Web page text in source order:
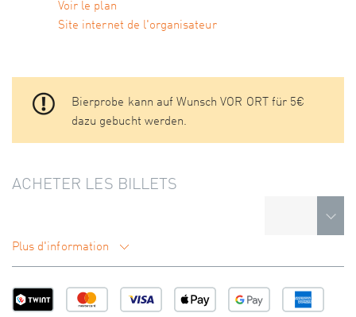
Voir le plan
Site internet de l'organisateur
Bierprobe kann auf Wunsch VOR ORT für 5€
dazu gebucht werden.
ACHETER LES BILLETS
Plus d'information